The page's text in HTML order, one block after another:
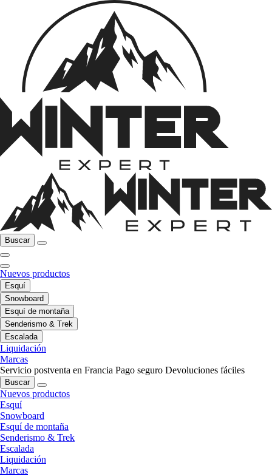
Buscar
Nuevos productos
Esquí
Snowboard
Esquí de montaña
Senderismo & Trek
Escalada
Liquidación
Marcas
Servicio postventa en Francia Pago seguro Devoluciones fáciles
Buscar
Nuevos productos
Esquí
Snowboard
Esquí de montaña
Senderismo & Trek
Escalada
Liquidación
Marcas